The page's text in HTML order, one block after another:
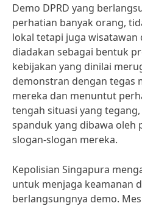
Demo DPRD yang
perhatian banyak orang,
lokal tetapi juga wisatawan
diadakan sebagai bentuk
kebijakan yang dinilai
demonstran dengan tegas
mereka dan menuntut
tengah situasi yang
spanduk yang dibawa oleh
slogan-slogan mereka.
Kepolisian Singapura
untuk menjaga keamanan
berlangsungnya demo.